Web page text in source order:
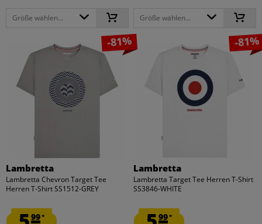
Größe wählen... Größe wählen...
-81%
Lambretta
Lambretta Chevron Target Tee
Herren T-Shirt SS1512-GREY
99*
-81%
Lambretta
Lambretta Target Tee Herren T-Shirt
SS3846-WHITE
99*